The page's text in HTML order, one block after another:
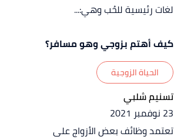
لغات رئيسية للحُب وهي:...
كيف أهتم بزوجي وهو مسافر؟
الحياة الزوجية
تسنيم شلبي
23 نوفمبر 2021
تعتمد وظائف بعض الأزواج على